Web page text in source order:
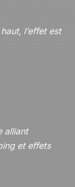
l’effet est
alliant
et effets